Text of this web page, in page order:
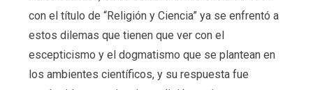
con el título de “Religión y Ciencia” ya se enfrentó a
estos dilemas que tienen que ver con el
escepticismo y el dogmatismo que se plantean en
los ambientes científicos, y su respuesta fue